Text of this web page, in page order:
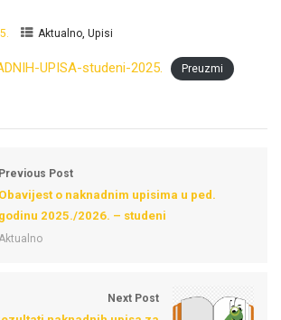
Aktualno Upisi
UPISA-studeni-2025. Preuzmi
Previous Post
Obavijest o naknadnim upisima u ped.
godinu 2025./2026. – studeni
Aktualno
Next Post